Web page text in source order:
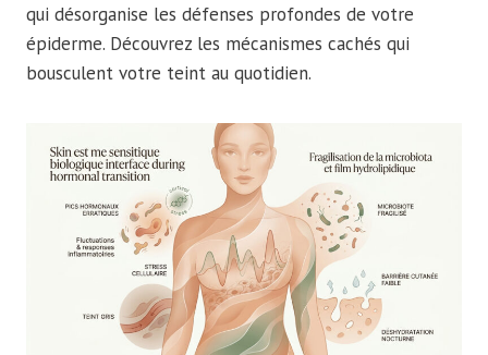
qui désorganise les défenses profondes de votre
épiderme. Découvrez les mécanismes cachés qui
bousculent votre teint au quotidien.